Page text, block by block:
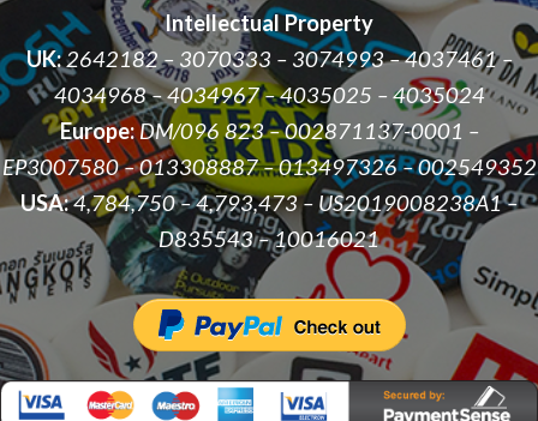
Intellectual Property
UK:2642182 – 3070333 – 3074993 – 4037461 –
4034968 – 4034967 – 4035025 – 4035024
Europe:DM/096 823 – 002871137-0001 –
EP3007580 – 013308887 – 013497326 – 002549352
USA:4,784,750 – 4,793,473 – US2019008238A1 –
D835543 – 10016021